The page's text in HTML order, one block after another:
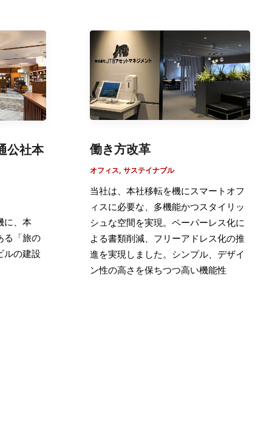
公社本
に、本
る「旅の
ルの建設
働き方改革
オフィス, サステイナブル
当社は、本社移転を機にスマートオフ
ィスに必要な、多機能かつスタイリッ
シュな空間を実現。ペーパーレス化に
よる書類削減、フリーアドレス化の推
進を実現しました。シンプル、デザイ
ン性の高さを保ちつつ高い機能性